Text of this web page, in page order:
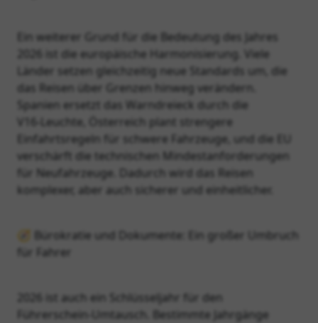
Ein weiterer Grund für die Bedeutung des Jahres
2026 ist die europäische Harmonisierung. Viele
Länder setzen gleichzeitig neue Standards um, die
das Reisen über Grenzen hinweg verändern.
Spanien ersetzt das Warndreieck durch die
V16‑Leuchte, Österreich plant strengere
Einfahrtsregeln für schwere Fahrzeuge, und die EU
verschärft die technischen Mindestanforderungen
für Neufahrzeuge. Dadurch wird das Reisen
komplexer, aber auch sicherer und einheitlicher.
🧭 Bürokratie und Dokumente: Ein großer Umbruch
für Fahrer
2026 ist auch ein Schlüsseljahr für den
Führerschein‑Umtausch. Bestimmte Jahrgänge